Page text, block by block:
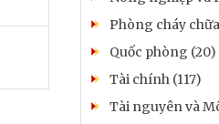
Phòng cháy
Quốc phòng (20)
Tài chính (117)
Tài nguyên và